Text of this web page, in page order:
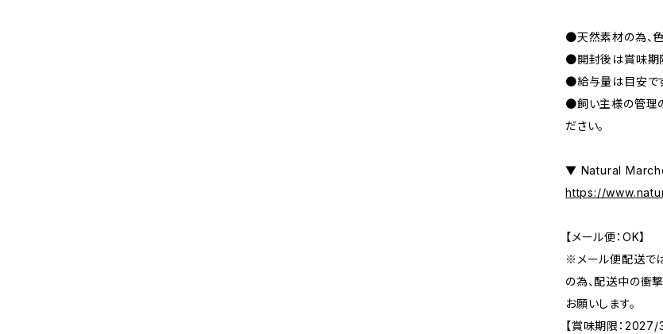
●天然素材の為、色
●開封後は賞味期
●給与量は目安です
●飼い主様の管理の
ださい。
▼ Natural Marche
https://
【メール便：OK】
※メール便配送で
の為、配送中の衝
お願いします。
【賞味期限：2027/